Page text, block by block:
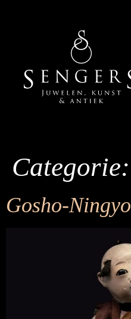
Categorie:
Gosho-Ningyo